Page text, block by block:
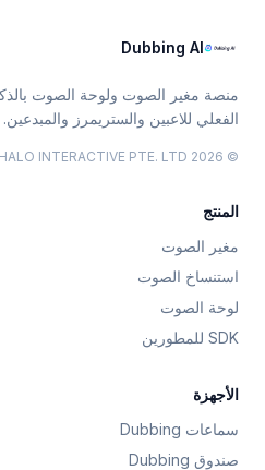
Dubbing AI
منصة مغير الصوت ولوحة الصوت
الفعلي للاعبين والستريمرز والمبدعين.
© 2026 HALO INTERACTIVE PTE. LTD. جميع الحقوق محفوظة.
المنتج
مغير الصوت
استنساخ الصوت
لوحة الصوت
SDK للمطورين
الأجهزة
سماعات Dubbing
صندوق Dubbing